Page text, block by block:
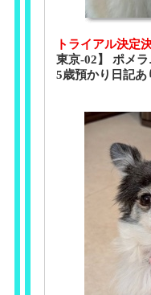
トライアル決定
東京-02】 ポメ
5歳預かり日記あ